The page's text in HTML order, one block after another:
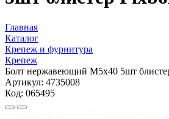
Главная
Каталог
Крепеж и фурнитура
Крепеж
Болт нержавеющий M5x40 5шт
Артикул: 4735008
Код: 065495